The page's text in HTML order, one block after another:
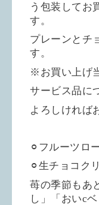
う包装してお
す。
プレーンとチ
す。
※お買い上げ
サービス品に
よろしければ
⚪︎フルーツロ
⚪︎生チョコク
苺の季節もあ
し」「おいc